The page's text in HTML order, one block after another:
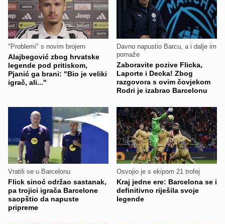
"Problemi" s novim brojem
Alajbegović zbog hrvatske
legende pod pritiskom,
Pjanić ga brani: "Bio je veliki
igrač, ali..."
Davno napustio Barcu, a i dalje im
pomaže
Zaboravite pozive Flicka,
Laporte i Decka! Zbog
razgovora s ovim čovjekom
Rodri je izabrao Barcelonu
Vratili se u Barcelonu
Flick sinoć održao sastanak,
pa trojici igrača Barcelone
saopštio da napuste
pripreme
Osvojio je s ekipom 21 trofej
Kraj jedne ere: Barcelona se i
definitivno riješila svoje
legende